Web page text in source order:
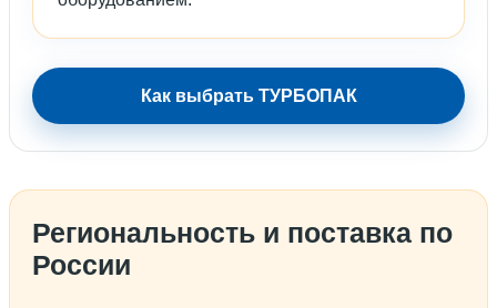
Как выбрать ТУРБОПАК
Региональность и поставка по
России